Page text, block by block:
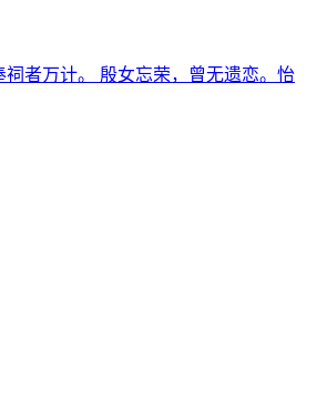
者万计。 殷女忘荣，曾无遗恋。怡